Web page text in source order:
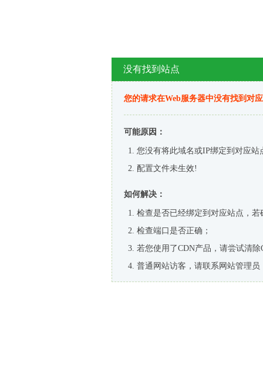
没有找到站点
您的请求在Web服务器中没有找到对
可能原因：
您没有将此域名或IP绑定到对应站
配置文件未生效!
如何解决：
检查是否已经绑定到对应站点，
检查端口是否正确；
若您使用了CDN产品，请尝试清除
普通网站访客，请联系网站管理员